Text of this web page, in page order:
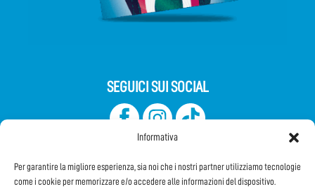
Informativa
Per garantire la migliore esperienza, sia noi che i nostri partner utilizziamo tecnologie
come i cookie per memorizzare e/o accedere alle informazioni del dispositivo.
SEGUICI SUI SOCIAL